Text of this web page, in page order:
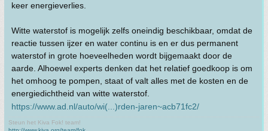
keer energieverlies.
Witte waterstof is mogelijk zelfs oneindig beschikbaar, omdat de
reactie tussen ijzer en water continu is en er dus permanent
waterstof in grote hoeveelheden wordt bijgemaakt door de
aarde. Alhoewel experts denken dat het relatief goedkoop is om
het omhoog te pompen, staat of valt alles met de kosten en de
energiedichtheid van witte waterstof.
https://www.ad.nl/auto/wi(...)rden-jaren~acb71fc2/
Steun het Kiva Fok! team!